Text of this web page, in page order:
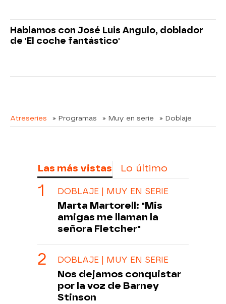
Hablamos con José Luis Angulo, doblador
de 'El coche fantástico'
Atreseries » Programas » Muy en serie » Doblaje
Las más vistas Lo último
DOBLAJE | MUY EN SERIE
Marta Martorell: "Mis
amigas me llaman la
señora Fletcher"
DOBLAJE | MUY EN SERIE
Nos dejamos conquistar
por la voz de Barney
Stinson